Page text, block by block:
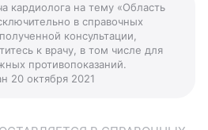
кардиолога на тему «Область
в справочных
консультации,
к врачу, в том числе для
противопоказаний.
20 октября 2021